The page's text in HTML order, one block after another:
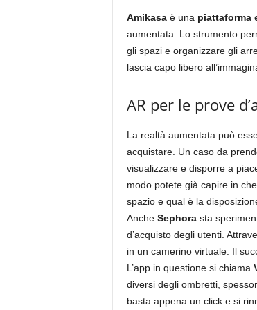
Amikasaè una piattaforma
aumentata. Lo strumento
gli spazi e organizzare gli
lascia capo libero
AR per le prove
La realtà aumentata può
acquistare. Un caso da
visualizzare e disporre a
modo potete già capire in
spazio e qual è la
AncheSephorasta
d’acquisto degli utenti.
in un camerino virtuale. Il
L’app in questione si chiama
diversi degli ombretti,
basta appena un click e si